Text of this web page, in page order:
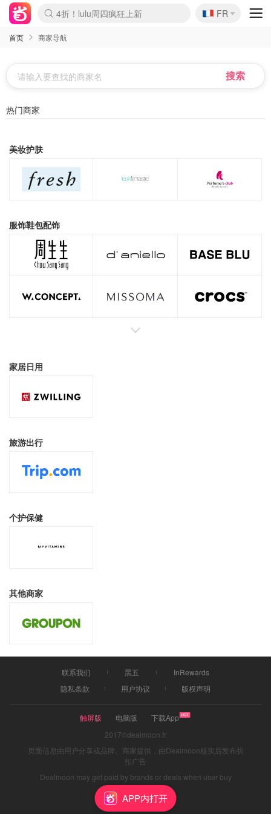
Boticinal 夏促开抢！
4折！lulu周四疯狂上新
还没结束！&OtherStories大促
Joybuy变相75折 随时失效
速领！Stanley独家85折
疑似霸哥！Camper额外叠85折
Zalando 奥莱闪促！每日更新
Moncler反季囤！5折起+叠9折
Coach Brooklyn仅€192
🇫🇷
FR
首页 商家导航
热门商家
美妆护肤
服饰鞋包配饰
家居日用
旅游出行
个护保健
其他商家
APP内打开
联系我们 黑五
InRewards
隐私条款
用户协议 版权声明
触屏版 电脑版
下载App
2017©dealmoon.fr
页面信息由用户分享或品牌、商家提供，由Dealmoon核实后发布折
扣广告
Dealmoon may get paid by brands or deals when user buy
through links